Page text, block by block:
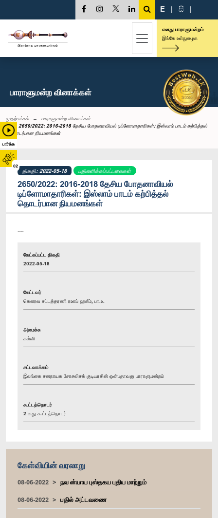
பார்க்க
02
E | සි |
எனது பாராளுமன்றம்
இங்கே உள்நுழைக
பாராளுமன்ற வினாக்கள்
முதற்பக்கம்
பாராளுமன்ற வினாக்கள்
2650/2022: 2016-2018 தேசிய போதனாவியல் டிப்ளோமாதாரிகள்: இஸ்லாம் பாடம் கற்பித்தல்
தொடர்பான நியமனங்கள்
திகதி: 2022-05-18 பதிலளிக்கப்பட்டவைகள்
2650/2022: 2016-2018 தேசிய போதனாவியல்
டிப்ளோமாதாரிகள்: இஸ்லாம் பாடம் கற்பித்தல்
தொடர்பான நியமனங்கள்
----
கேட்கப்பட்ட திகதி
2022-05-18
கேட்டவர்
கௌரவ சட்டத்தரணி ரஊப் ஹகீம், பா.உ.
அமைச்சு
கல்வி
சட்டவாக்கம்
இலங்கை சனநாயக சோசலிசக் குடியரசின் ஒன்பதாவது பாராளுமன்றம்
கூட்டத்தொடர்
2 வது கூட்டத்தொடர்
கேள்வியின் வரலாறு
08-06-2022
நவ ன்யாய புஸ்தகய புதிய மாற்றும்
08-06-2022
பதில் அட்டவணை